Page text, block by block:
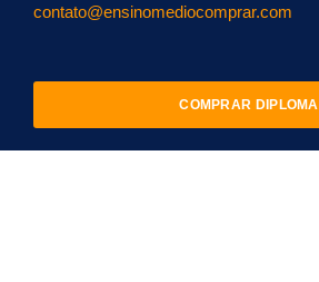
contato@ensinomediocomprar.com
COMPRAR DIPLOMA